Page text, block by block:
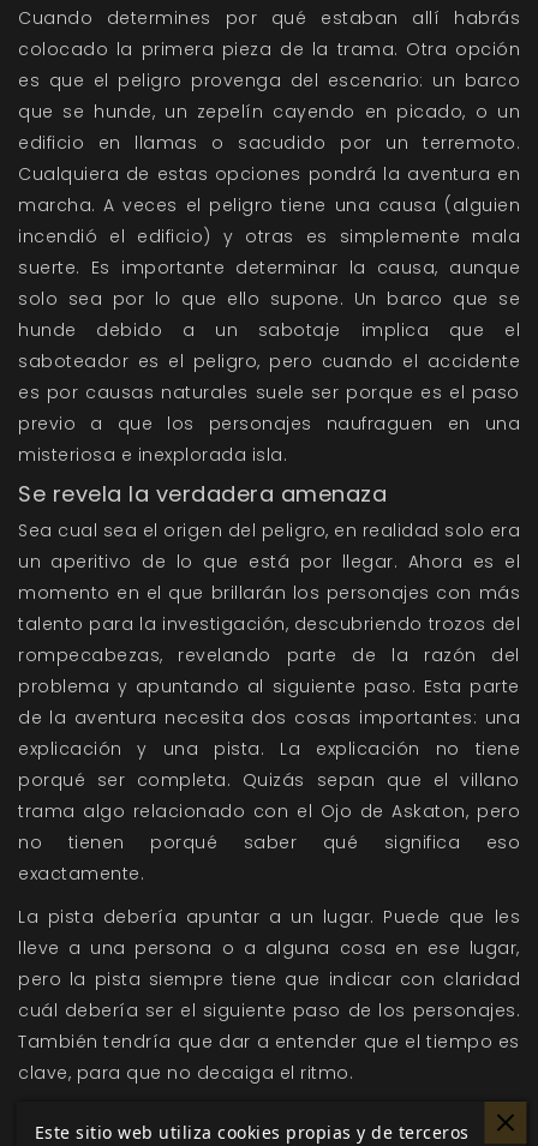
Cuando determines por qué estaban allí habrás
colocado la primera pieza de la trama. Otra opción
es que el peligro provenga del escenario: un barco
que se hunde, un zepelín cayendo en picado, o un
edificio en llamas o sacudido por un terremoto.
Cualquiera de estas opciones pondrá la aventura en
marcha. A veces el peligro tiene una causa (alguien
incendió el edificio) y otras es simplemente mala
suerte. Es importante determinar la causa, aunque
solo sea por lo que ello supone. Un barco que se
hunde debido a un sabotaje implica que el
saboteador es el peligro, pero cuando el accidente
es por causas naturales suele ser porque es el paso
previo a que los personajes naufraguen en una
misteriosa e inexplorada isla.
Se revela la verdadera amenaza
Sea cual sea el origen del peligro, en realidad solo era
un aperitivo de lo que está por llegar. Ahora es el
momento en el que brillarán los personajes con más
talento para la investigación, descubriendo trozos del
rompecabezas, revelando parte de la razón del
problema y apuntando al siguiente paso. Esta parte
de la aventura necesita dos cosas importantes: una
explicación y una pista. La explicación no tiene
porqué ser completa. Quizás sepan que el villano
trama algo relacionado con el Ojo de Askaton, pero
no tienen porqué saber qué significa eso
exactamente.
La pista debería apuntar a un lugar. Puede que les
lleve a una persona o a alguna cosa en ese lugar,
pero la pista siempre tiene que indicar con claridad
cuál debería ser el siguiente paso de los personajes.
También tendría que dar a entender que el tiempo es
clave, para que no decaiga el ritmo.
Este sitio web utiliza cookies propias y de terceros